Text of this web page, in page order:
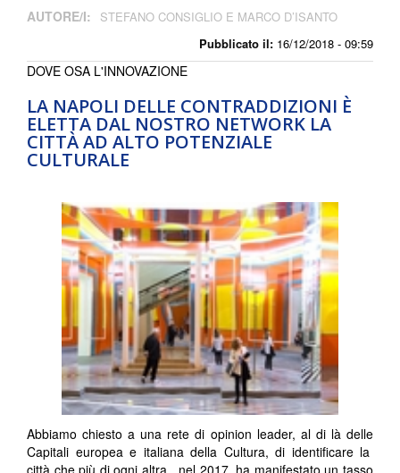
Pubblicato il: 16/12/2018 - 09:59
AUTORE/I: STEFANO CONSIGLIO E MARCO D’ISANTO
LA NAPOLI DELLE CONTRADDIZIONI È
ELETTA DAL NOSTRO NETWORK LA
CITTÀ AD ALTO POTENZIALE
CULTURALE
DOVE OSA L'INNOVAZIONE
Abbiamo chiesto a una rete di opinion leader, al di là delle
Capitali europea e italiana della Cultura, di identificare la